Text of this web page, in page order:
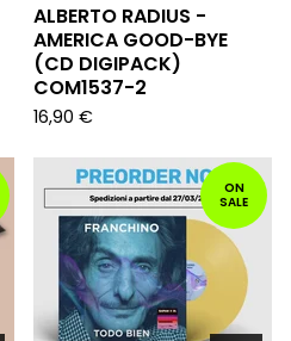
ALBERTO RADIUS -
AMERICA GOOD-BYE
(CD DIGIPACK)
COM1537-2
16,90 €
ON
SALE